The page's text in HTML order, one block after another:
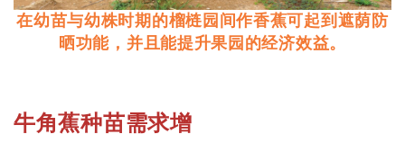
在幼苗与幼株时期的榴梿园间作香蕉可起到遮荫防
晒功能，并且能提升果园的经济效益。
牛角蕉种苗需求增